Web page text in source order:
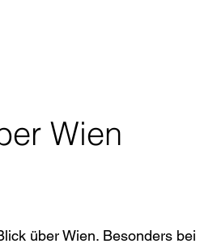
Wien
über Wien. Besonders bei